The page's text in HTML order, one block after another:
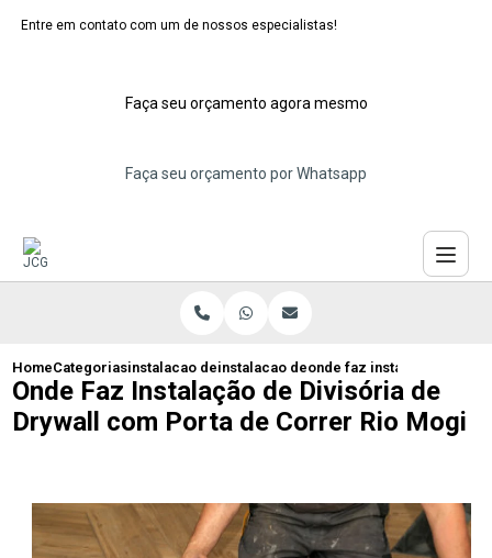
Entre em contato com um de nossos especialistas!
Faça seu orçamento agora mesmo
Faça seu orçamento por Whatsapp
HomeCategoriasinstalacao de divisorias de drywall
instalacao de divisoria de drywall com
onde faz instalacao de
Onde Faz Instalação de Divisória de
Drywall com Porta de Correr Rio Mogi